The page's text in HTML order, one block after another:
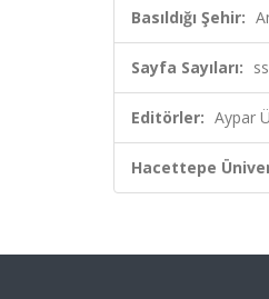
Basıldığı Şehir:
Sayfa Sayıları:
Editörler: Aypar
Hacettepe